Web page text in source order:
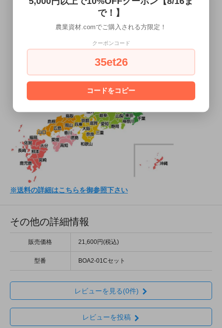
※送料の詳細はこちらを御参照下さい
その他の詳細情報
販売価格 21,600円(税込)
型番 BOA2-01Cセット
レビューを見る(0件)
レビューを投稿
で！】
農業資材.comでご購入される方限定！
クーポンコード
35et26
コードをコピー